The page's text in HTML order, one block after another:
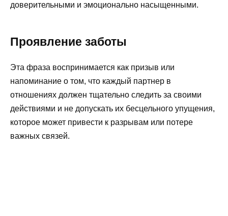
доверительными и эмоционально насыщенными.
Проявление заботы
Эта фраза воспринимается как призыв или
напоминание о том, что каждый партнер в
отношениях должен тщательно следить за своими
действиями и не допускать их бесцельного упущения,
которое может привести к разрывам или потере
важных связей.